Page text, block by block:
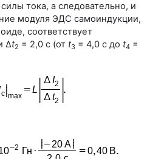
тока, а следовательно, и
модуля ЭДС самоиндукции,
соответствует
Δt2 = 2,0 с (от t3 = 4,0 с до t4 =